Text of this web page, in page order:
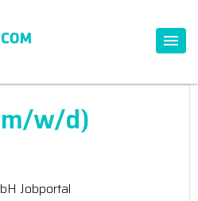
w/d)
Jobportal